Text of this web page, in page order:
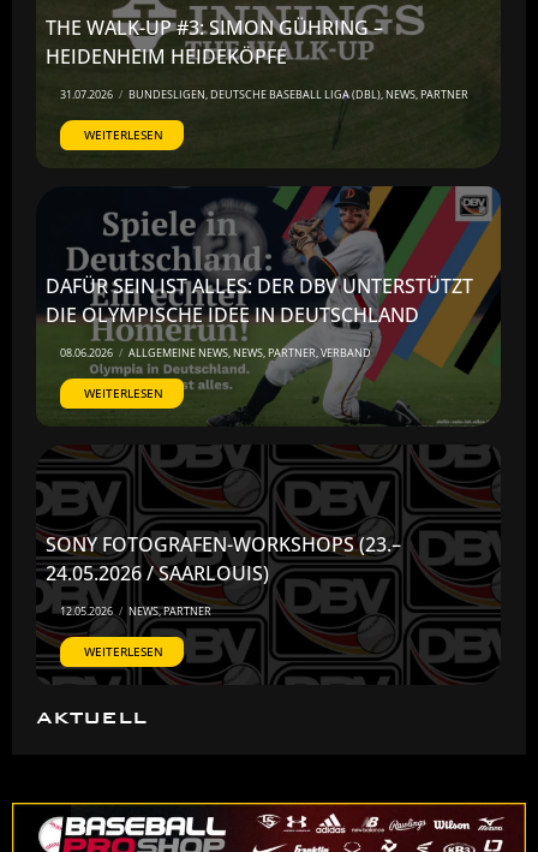
AKTUELL
THE WALK-UP #3: SIMON GÜHRING –
HEIDENHEIM HEIDEKÖPFE
31.07.2026 / BUNDESLIGEN,DEUTSCHE BASEBALL LIGA (DBL),NEWS,PARTNER
WEITERLESEN
DAFÜR SEIN IST ALLES: DER DBV UNTERSTÜTZT
DIE OLYMPISCHE IDEE IN DEUTSCHLAND
08.06.2026 / ALLGEMEINE NEWS,NEWS,PARTNER,VERBAND
WEITERLESEN
SONY FOTOGRAFEN-WORKSHOPS (23.–
24.05.2026 / SAARLOUIS)
12.05.2026 / NEWS,PARTNER
WEITERLESEN